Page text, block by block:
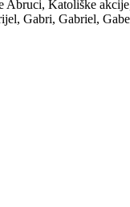
Abruci, Katoliške
Gabri, Gabriel,